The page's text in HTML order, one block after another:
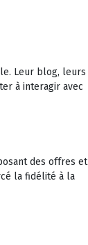
Leur blog, leurs
à interagir avec
des offres et
la fidélité à la